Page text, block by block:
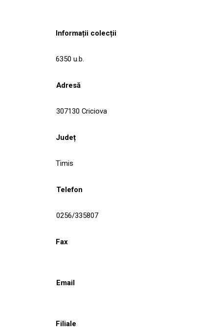
Informații colecții
6350 u.b.
Adresă
307130 Criciova
Județ
Timis
Telefon
0256/335807
Fax
Email
Filiale